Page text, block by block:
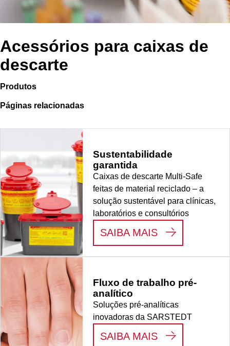
Acessórios para caixas de
descarte
Produtos
Páginas relacionadas
Sustentabilidade
garantida
Caixas de descarte Multi-Safe
feitas de material reciclado – a
solução sustentável para clínicas,
laboratórios e consultórios
SAIBA MAIS:
Fluxo de trabalho pré-
analítico
Soluções pré-analíticas
inovadoras da SARSTEDT
SAIBA MAIS: FLUXO DE